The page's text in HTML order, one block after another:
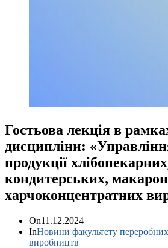
Гостьова лекція в
дисципліни:
продукції
кондитерських,
харчоконцентратних
On11.12.2024
InНовини факультету
виробництв